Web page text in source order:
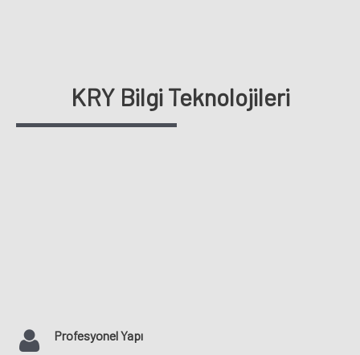
KRY Bilgi Teknolojileri
Profesyonel Yapı